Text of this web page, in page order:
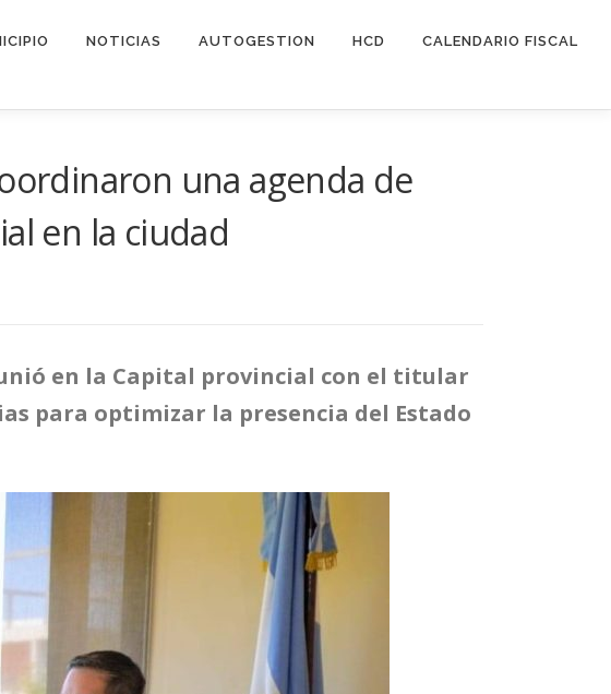
NOTICIAS AUTOGESTION HCD CALENDARIO FISCAL
una agenda de
en la ciudad
en la Capital provincial con el titular
para optimizar la presencia del Estado